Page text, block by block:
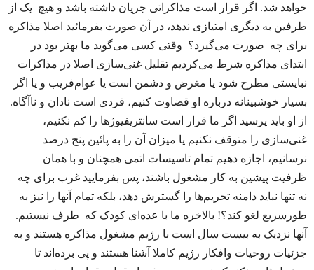
خواهد شد. اگر قرار است مذاکراتی جریان داشته باشد و هیچ یک از
طرفین به دیگری امتیازی ندهد، در آن صورت بفرمائید اصلا مذاکره
برای چه صورت می‌گیرد؟ وقتی کسی می‌گوید ما بهتر بود در
ابتدای مذاکره شرط می‌کردیم تقلیل غنی‌سازی اصلا در مذاکرات
نبایستی مطرح شود یا مغرض و دشمن است یا عوام‌فریب و یا اگر
بسیار خوشبینانه درباره او قضاوت کنیم، فردی است نادان و ناآگاه.
از او باید پرسید اگر ما قرار است سانتریفیوژها را کم نکنیم،
غنی‌سازی را متوقف نکنیم یا میزان آن را به پائین پنج درصد
نرسانیم، اجازه دهیم تمام تاسیسات اتمی همچنان و با همان
ظرفیت پیشین به کار مشغول باشند، پس بفرمایید غرب برای چه
نه تنها نباید دامنه تحریم‌ها را گسترش دهد، بلکه تمام آنها را نیز به
طورسریع لغو کند؟! بالاخره ما با عده‌ای کودک که طرف نیستیم.
آنها نزدیک به بیست سال است با رژیم مشغول مذاکره هستند و به
جزئیات روحیات وافکار رژیم کاملا آشنا هستند و پی برده‌اند تا